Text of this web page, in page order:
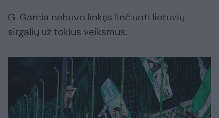
G. Garcia nebuvo linkęs linčiuoti lietuvių
sirgalių už tokius veiksmus.